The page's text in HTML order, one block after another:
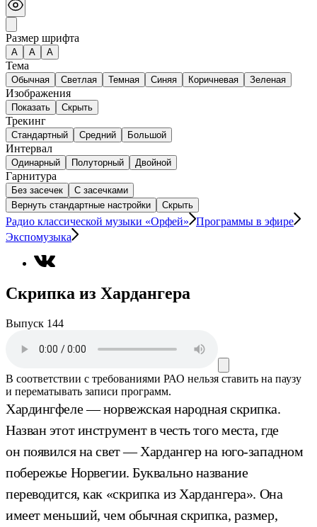
Размер шрифта
А A A
Тема
Обычная Светлая Темная Синяя Коричневая Зеленая
Изображения
Показать Скрыть
Трекинг
Стандартный Средний Большой
Интервал
Одинарный Полуторный Двойной
Гарнитура
Без засечек
С засечками
Вернуть стандартные настройки
Скрыть
Радио классической музыки «Орфей»
Программы в эфире
Экспомузыка
Скрипка из Хардангера
Выпуск 144
В соответствии с требованиями РАО нельзя ставить на паузу
и перематывать записи программ.
Хардингфеле — норвежская народная скрипка.
Назван этот инструмент в честь того места, где
он появился на свет — Хардангер на юго-западном
побережье Норвегии. Буквально название
переводится, как «скрипка из Хардангера». Она
имеет меньший, чем обычная скрипка, размер,